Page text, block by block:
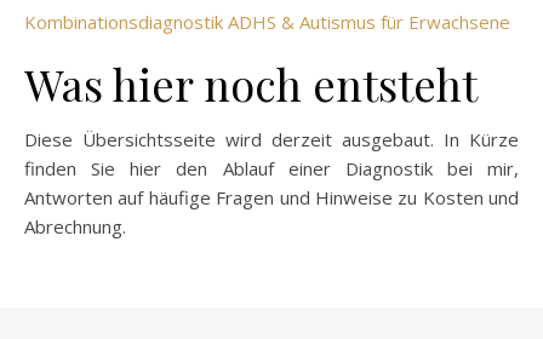
Kombinationsdiagnostik ADHS & Autismus für Erwachsene
Was hier noch entsteht
Diese Übersichtsseite wird derzeit ausgebaut. In Kürze
finden Sie hier den Ablauf einer Diagnostik bei mir,
Antworten auf häufige Fragen und Hinweise zu Kosten und
Abrechnung.